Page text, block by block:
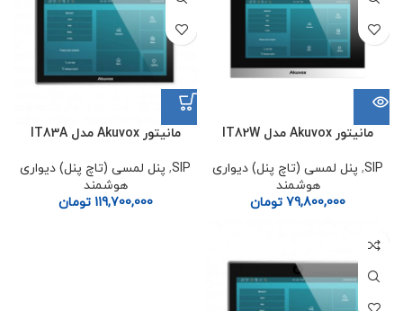
مانیتور Akuvox مدل IT82W
SIP
, پنل لمسی (تاچ پنل) دیواری
هوشمند
79,800,000 تومان
مانیتور Akuvox مدل IT83A
SIP
, پنل لمسی (تاچ پنل) دیواری
هوشمند
119,700,000 تومان